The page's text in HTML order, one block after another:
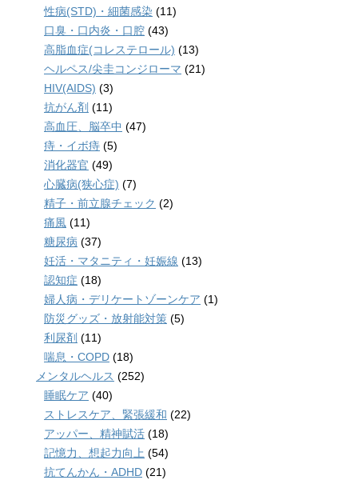
性病(STD)・細菌感染 (11)
口臭・口内炎・口腔 (43)
高脂血症(コレステロール) (13)
ヘルペス/尖圭コンジローマ (21)
HIV(AIDS) (3)
抗がん剤 (11)
高血圧、脳卒中 (47)
痔・イボ痔 (5)
消化器官 (49)
心臓病(狭心症) (7)
精子・前立腺チェック (2)
痛風 (11)
糖尿病 (37)
妊活・マタニティ・妊娠線 (13)
認知症 (18)
婦人病・デリケートゾーンケア (1)
防災グッズ・放射能対策 (5)
利尿剤 (11)
喘息・COPD (18)
メンタルヘルス (252)
睡眠ケア (40)
ストレスケア、緊張緩和 (22)
アッパー、精神賦活 (18)
記憶力、想起力向上 (54)
抗てんかん・ADHD (21)